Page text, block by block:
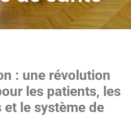
: une révolution
les patients, les
le système de